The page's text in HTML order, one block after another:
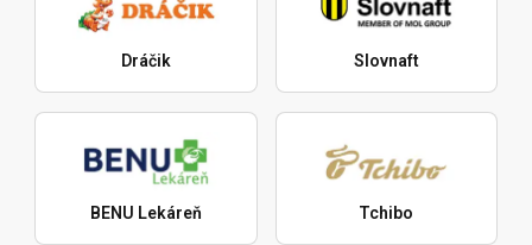
Dráčik Slovnaft
BENU Lekáreň Tchibo